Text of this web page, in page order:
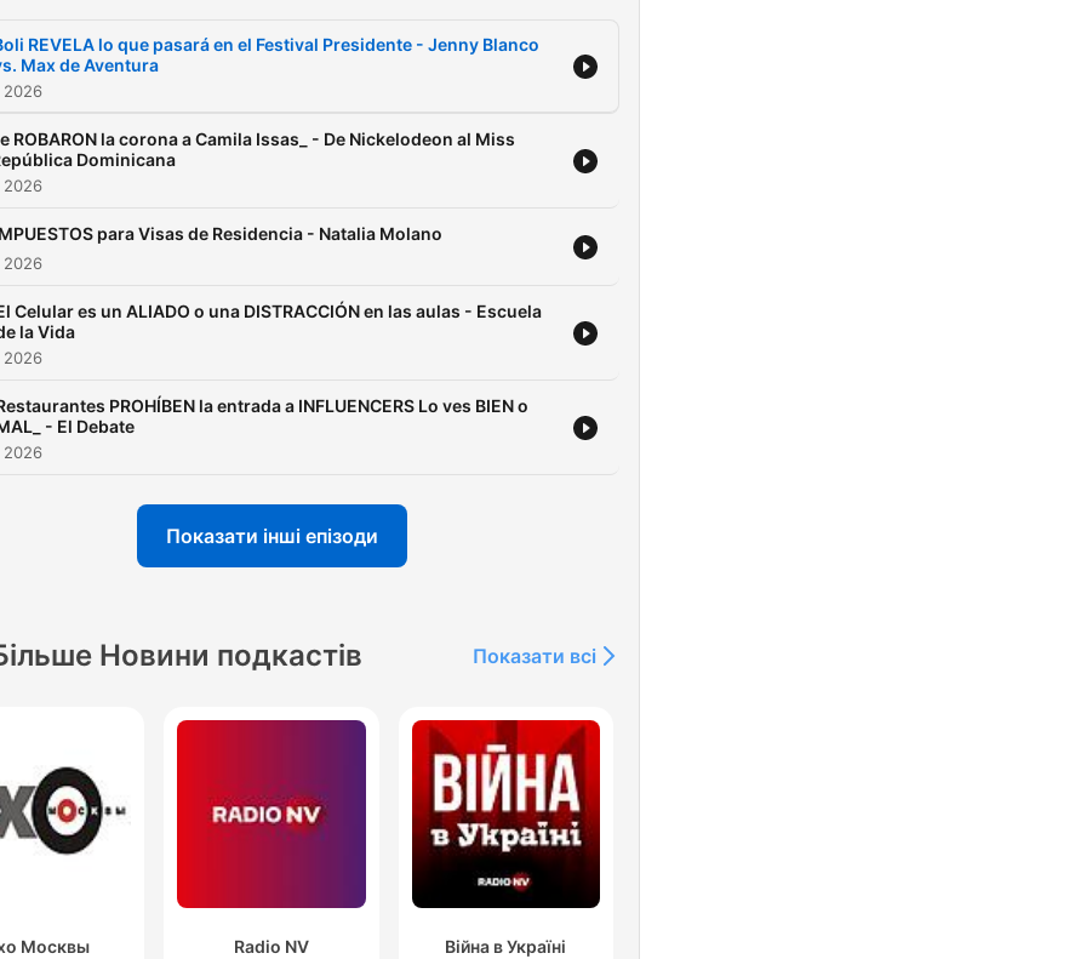
REVELA lo que pasará en el Festival Presidente - Jenny Blanco
Max de Aventura
2026
ROBARON la corona a Camila Issas_ - De Nickelodeon al Miss
Dominicana
2026
para Visas de Residencia - Natalia Molano
2026
Celular es un ALIADO o una DISTRACCIÓN en las aulas - Escuela
la Vida
2026
PROHÍBEN la entrada a INFLUENCERS Lo ves BIEN o
- El Debate
2026
Показати інші епізоди
Новини подкастів Показати всі
Москвы Radio NV Війна в Україні